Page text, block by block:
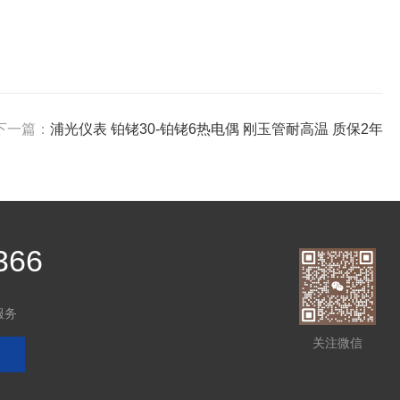
一篇： 浦光仪表 铂铑30-铂铑6热电偶 刚玉管耐高温 质保2年
务
关注微信